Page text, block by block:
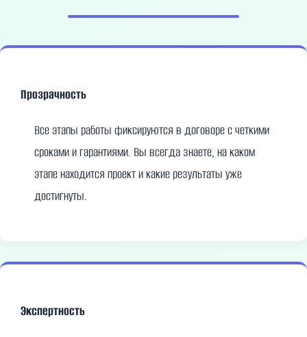
Прозрачность
Все этапы работы фиксируются в договоре с четкими
сроками и гарантиями. Вы всегда знаете, на каком
этапе находится проект и какие результаты уже
достигнуты.
Экспертность